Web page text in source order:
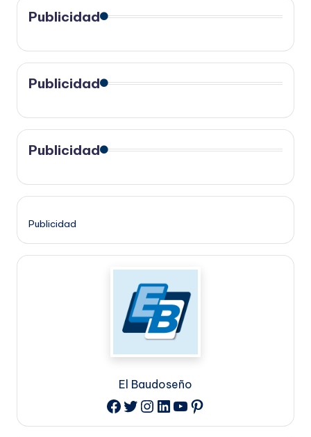
Publicidad
Publicidad
Publicidad
Publicidad
El Baudoseño
Facebook
Twitter
Instagram
LinkedIn
YouTube
Pinterest